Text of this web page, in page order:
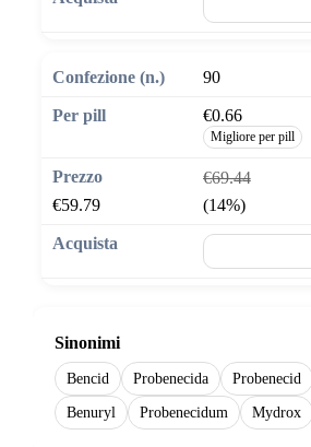
90
€0.66
Migliore per pill
€69.44
€59.79
(14%)
Sinonimi
Bencid Probenecida Probenecid
Benuryl
Probenecidum Mydrox